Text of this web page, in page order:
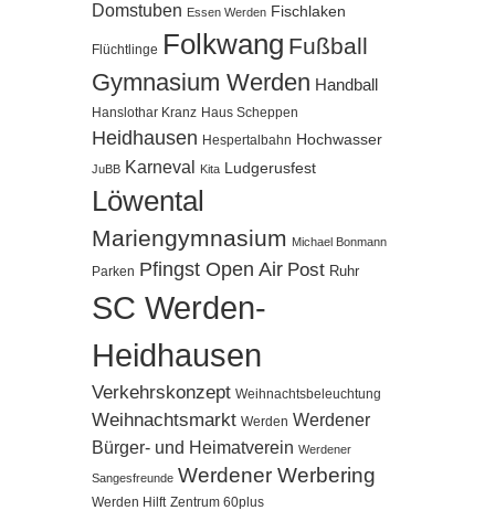
Domstuben Essen Werden Fischlaken
Flüchtlinge Folkwang Fußball
Gymnasium Werden Handball
Hanslothar Kranz Haus Scheppen
Heidhausen Hespertalbahn Hochwasser
JuBB Karneval Kita Ludgerusfest
Löwental
Mariengymnasium Michael Bonmann
Parken Pfingst Open Air Post Ruhr
SC Werden-
Heidhausen
Verkehrskonzept Weihnachtsbeleuchtung
Weihnachtsmarkt Werden Werdener
Bürger- und Heimatverein Werdener
Sangesfreunde Werdener Werbering
Werden Hilft Zentrum 60plus